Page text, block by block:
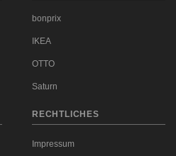
bonprix
IKEA
OTTO
Saturn
RECHTLICHES
Impressum